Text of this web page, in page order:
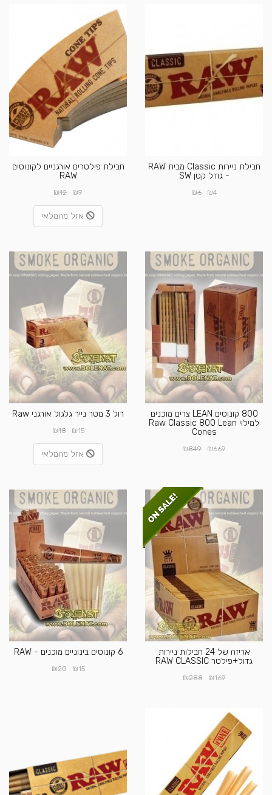
חבילת ניירות Classic מבית RAW
- גודל קטן SW
₪4
₪6
חבילת פילטרים אורגניים לקונוסים
RAW
₪9
₪12
אזל מהמלאי
800 קונוסים LEAN צרים מוכנים
למילוי Raw Classic 800 Lean
Cones
₪669
₪849
רול 3 מטר נייר גלגול אורגני Raw
₪15
₪18
אזל מהמלאי
אריזה של 24 חבילות ניירות
גדול+פילטר RAW CLASSIC
₪169
₪288
6 קונוסים בינוניים מוכנים - RAW
₪15
₪20